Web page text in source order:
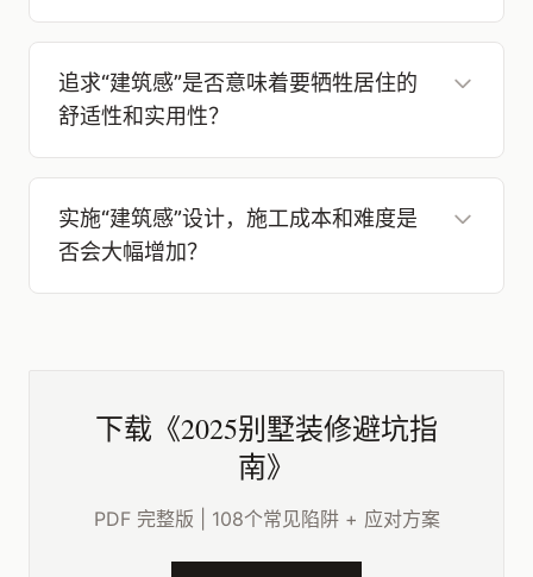
追求“建筑感”是否意味着要牺牲居住的
舒适性和实用性？
实施“建筑感”设计，施工成本和难度是
否会大幅增加？
下载《2025别墅装修避坑指
南》
PDF 完整版 | 108个常见陷阱 + 应对方案